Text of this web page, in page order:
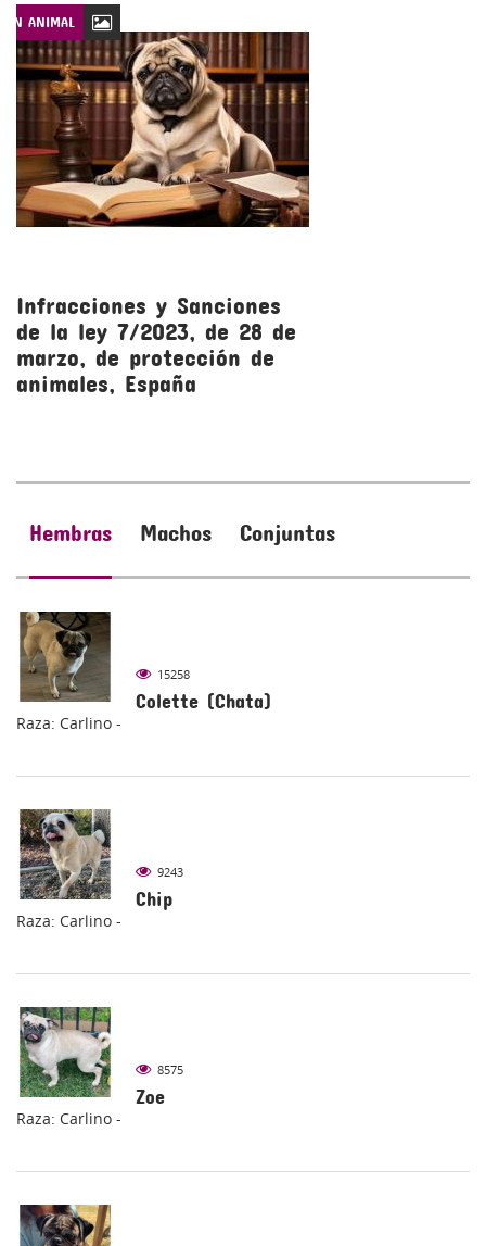
ANIMAL
Infracciones y Sanciones
de la ley 7/2023, de 28 de
marzo, de protección de
animales, España
Hembras Machos Conjuntas
15258
Colette (Chata)
Raza: Carlino -
9243
Chip
Raza: Carlino -
8575
Zoe
Raza: Carlino -